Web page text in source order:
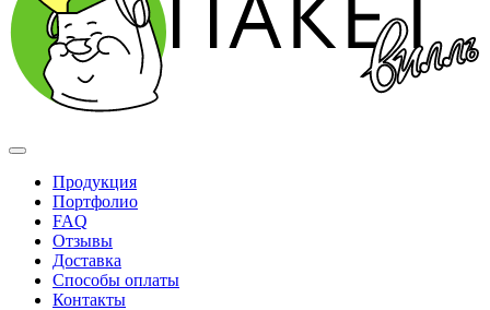
Продукция
Портфолио
FAQ
Отзывы
Доставка
Способы оплаты
Контакты